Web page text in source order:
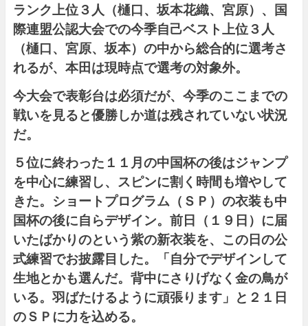
ランク上位３人（樋口、坂本花織、宮原）、国
際連盟公認大会での今季自己ベスト上位３人
（樋口、宮原、坂本）の中から総合的に選考さ
れるが、本田は現時点で選考の対象外。
今大会で表彰台は必須だが、今季のここまでの
戦いを見ると優勝しか道は残されていない状況
だ。
５位に終わった１１月の中国杯の後はジャンプ
を中心に練習し、スピンに割く時間も増やして
きた。ショートプログラム（ＳＰ）の衣装も中
国杯の後に自らデザイン。前日（１９日）に届
いたばかりのという紫の新衣装を、この日の公
式練習でお披露目した。「自分でデザインして
生地とかも選んだ。背中にさりげなく金の鳥が
いる。羽ばたけるように頑張ります」と２１日
のＳＰに力を込める。